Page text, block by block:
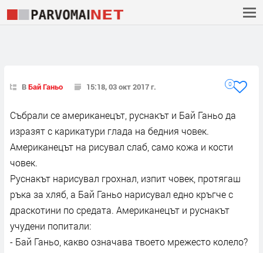
ВБай Ганьо 15:18, 03 окт 2017 г. 0
Събрали се американецът, руснакът и Бай Ганьо да
изразят с карикатури глада на бедния човек.
Американецът на рисувал слаб, само кожа и кости
човек.
Руснакът нарисувал грохнал, изпит човек, протягаш
ръка за хляб, а Бай Ганьо нарисувал едно кръгче с
драскотини по средата. Американецът и руснакът
учудени попитали:
- Бай Ганьо, какво означава твоето мрежесто колело?